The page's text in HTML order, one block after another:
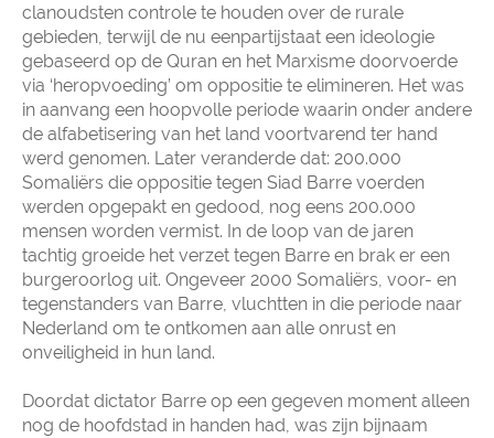
clanoudsten controle te houden over de rurale
gebieden, terwijl de nu eenpartijstaat een ideologie
gebaseerd op de Quran en het Marxisme doorvoerde
via ‘heropvoeding’ om oppositie te elimineren. Het was
in aanvang een hoopvolle periode waarin onder andere
de alfabetisering van het land voortvarend ter hand
werd genomen. Later veranderde dat: 200.000
Somaliërs die oppositie tegen Siad Barre voerden
werden opgepakt en gedood, nog eens 200.000
mensen worden vermist. In de loop van de jaren
tachtig groeide het verzet tegen Barre en brak er een
burgeroorlog uit. Ongeveer 2000 Somaliërs, voor- en
tegenstanders van Barre, vluchtten in die periode naar
Nederland om te ontkomen aan alle onrust en
onveiligheid in hun land.
Doordat dictator Barre op een gegeven moment alleen
nog de hoofdstad in handen had, was zijn bijnaam